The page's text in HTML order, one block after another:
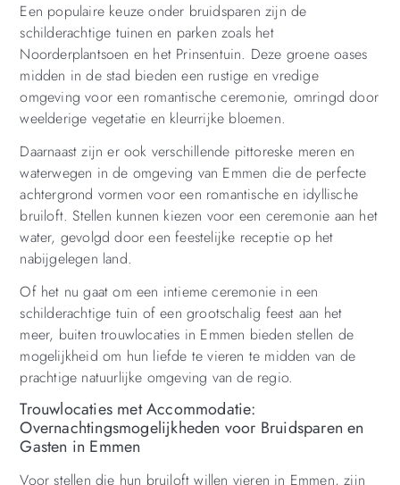
Een populaire keuze onder bruidsparen zijn de
schilderachtige tuinen en parken zoals het
Noorderplantsoen en het Prinsentuin. Deze groene oases
midden in de stad bieden een rustige en vredige
omgeving voor een romantische ceremonie, omringd door
weelderige vegetatie en kleurrijke bloemen.
Daarnaast zijn er ook verschillende pittoreske meren en
waterwegen in de omgeving van Emmen die de perfecte
achtergrond vormen voor een romantische en idyllische
bruiloft. Stellen kunnen kiezen voor een ceremonie aan het
water, gevolgd door een feestelijke receptie op het
nabijgelegen land.
Of het nu gaat om een ​​intieme ceremonie in een
schilderachtige tuin of een grootschalig feest aan het
meer, buiten trouwlocaties in Emmen bieden stellen de
mogelijkheid om hun liefde te vieren te midden van de
prachtige natuurlijke omgeving van de regio.
Trouwlocaties met Accommodatie:
Overnachtingsmogelijkheden voor Bruidsparen en
Gasten in Emmen
Voor stellen die hun bruiloft willen vieren in Emmen, zijn